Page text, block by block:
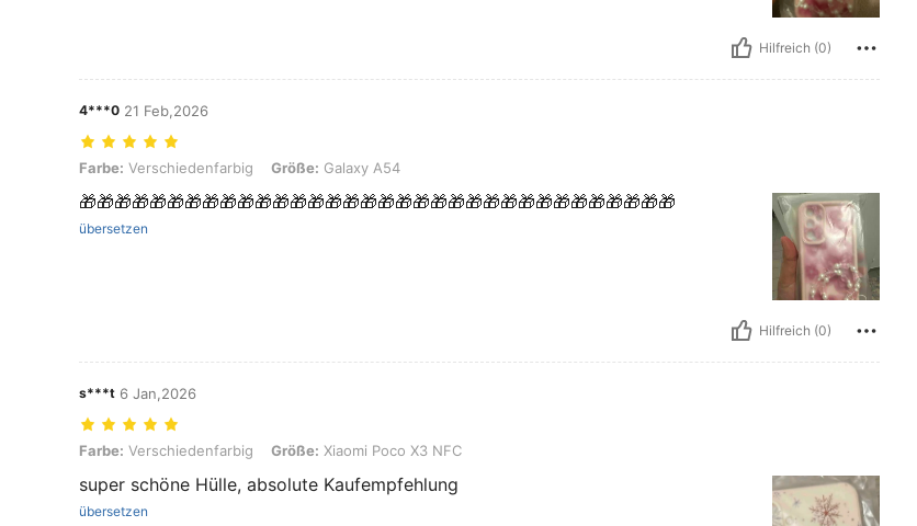
Hilfreich (0)
4***0 21 Feb,2026
Farbe: Verschiedenfarbig, Größe: Galaxy A54
Farbe: Verschiedenfarbig Größe: Galaxy A54
🎁🎁🎁🎁🎁🎁🎁🎁🎁🎁🎁🎁🎁🎁🎁🎁🎁🎁🎁🎁🎁🎁🎁🎁🎁🎁🎁🎁🎁🎁🎁🎁🎁🎁
übersetzen
Hilfreich (0)
s***t 6 Jan,2026
Farbe: Verschiedenfarbig, Größe: Xiaomi Poco X3 NFC
Farbe: Verschiedenfarbig Größe: Xiaomi Poco X3 NFC
super schöne Hülle, absolute Kaufempfehlung
übersetzen